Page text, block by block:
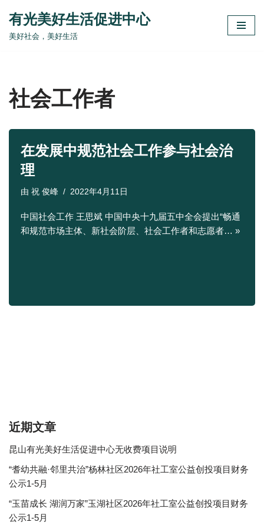
跳
有光美好生活促进中心
美好社会，美好生活
社会工作者
在发展中规范社会工作参与社会治
理
由 祝 俊峰 2022年4月11日
中国社会工作 王思斌 中国中央十九届五中全会提出“畅通
和规范市场主体、新社会阶层、社会工作者和志愿者… »
近期文章
昆山有光美好生活促进中心无收费项目说明
“耆幼共融·邻里共治”杨林社区2026年社工室公益创投项目财务
公示1-5月
“玉苗成长 湖润万家”玉湖社区2026年社工室公益创投项目财务
公示1-5月